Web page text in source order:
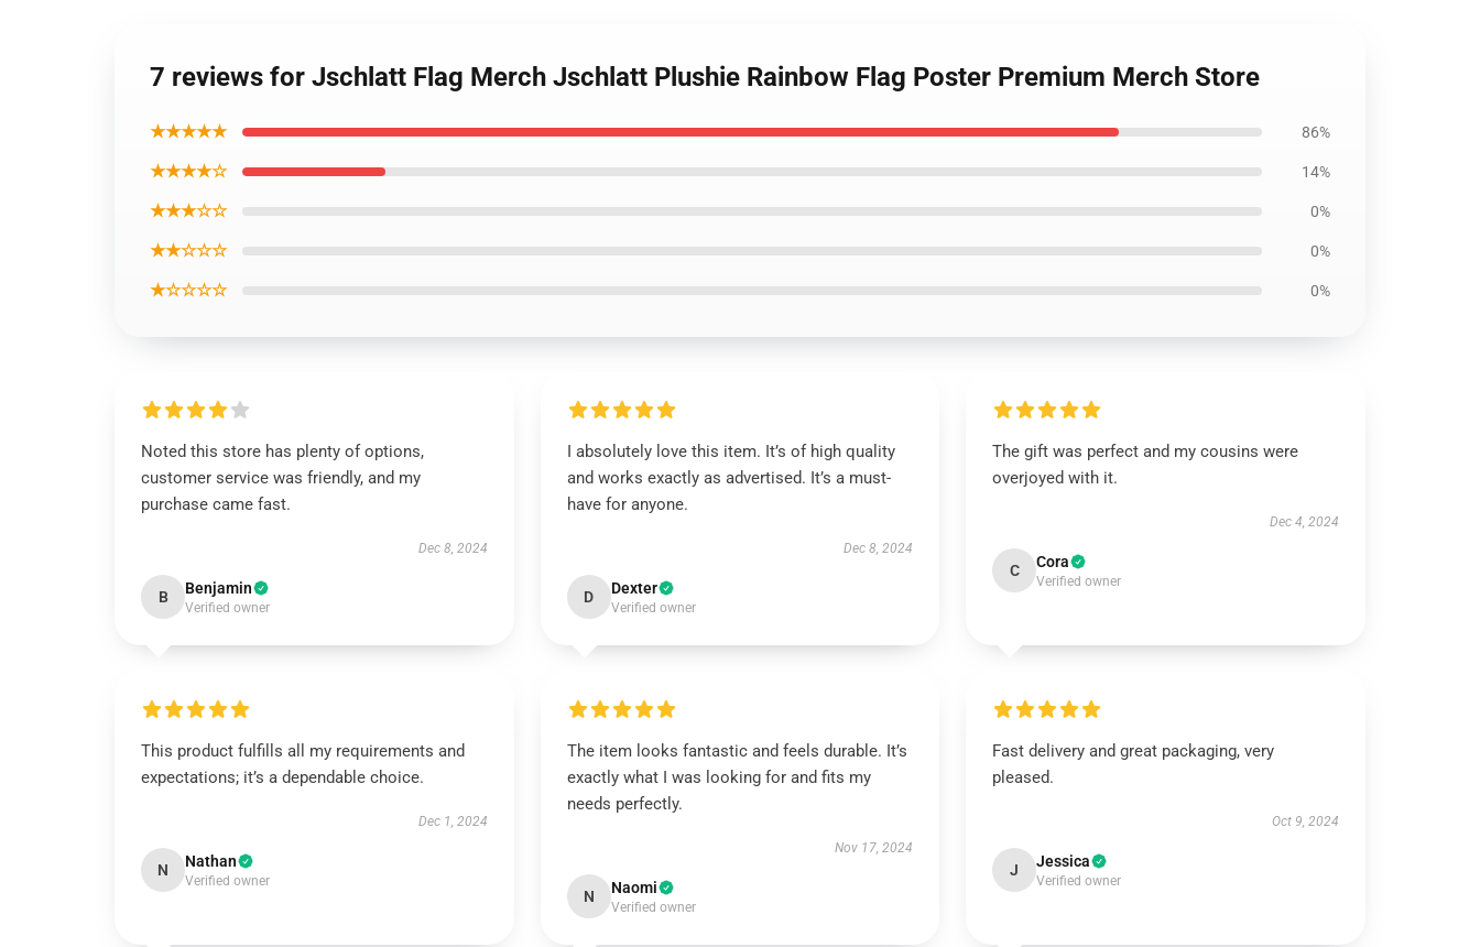
7 reviews for Jschlatt Flag Merch Jschlatt Plushie Rainbow Flag Poster Premium Merch Store
★★★★★ 86%
★★★★☆ 14%
★★★☆☆ 0%
★★☆☆☆ 0%
★☆☆☆☆ 0%
Noted this store has plenty of options,
customer service was friendly, and my
purchase came fast.
Dec 8, 2024
B Benjamin
Verified owner
I absolutely love this item. It’s of high quality
and works exactly as advertised. It’s a must-
have for anyone.
Dec 8, 2024
D Dexter
Verified owner
The gift was perfect and my cousins were
overjoyed with it.
Dec 4, 2024
C Cora
Verified owner
This product fulfills all my requirements and
expectations; it’s a dependable choice.
Dec 1, 2024
N Nathan
Verified owner
The item looks fantastic and feels durable. It’s
exactly what I was looking for and fits my
needs perfectly.
Nov 17, 2024
N Naomi
Verified owner
Fast delivery and great packaging, very
pleased.
Oct 9, 2024
J Jessica
Verified owner